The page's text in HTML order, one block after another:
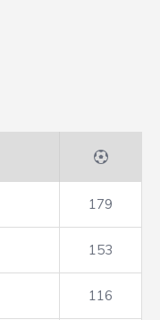
179
153
116